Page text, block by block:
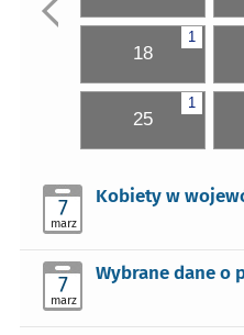
1
18
1
25
7
marz
Kobiety w
7
marz
Wybrane dane o